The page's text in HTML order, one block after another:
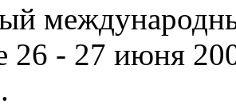
26 - 27 июня